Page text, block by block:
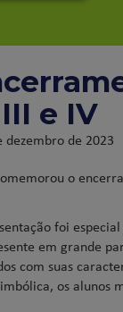
e IV
dezembro de 2023
o
foi
em grande
com suas
os alunos